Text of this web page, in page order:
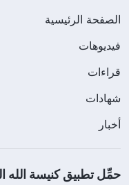
الصفحة الرئيسية
فيديوهات
قراءات
شهادات
أخبار
حمِّل تطبيق كنيسة الله